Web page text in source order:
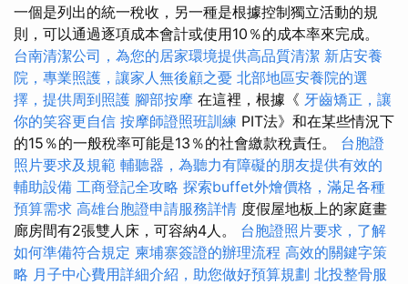
一個是列出的統一稅收，另一種是根據控制獨立活動的規
則，可以通過逐項成本會計或使用10％的成本率來完成。
台南清潔公司，為您的居家環境提供高品質清潔 新店安養
院，專業照護，讓家人無後顧之憂 北部地區安養院的選
擇，提供周到照護 腳部按摩 在這裡，根據《 牙齒矯正，讓
你的笑容更自信 按摩師證照班訓練 PIT法》和在某些情況下
的15％的一般稅率可能是13％的社會繳款稅責任。 台胞證
照片要求及規範 輔聽器，為聽力有障礙的朋友提供有效的
輔助設備 工商登記全攻略 探索buffet外燴價格，滿足各種
預算需求 高雄台胞證申請服務詳情 度假屋地板上的家庭畫
廊房間有2張雙人床，可容納4人。 台胞證照片要求，了解
如何準備符合規定 柬埔寨簽證的辦理流程 高效的關鍵字策
略 月子中心費用詳細介紹，助您做好預算規劃 北投整骨服